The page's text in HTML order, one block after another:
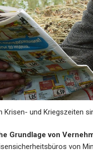
Krisen- und Kriegszeiten
Grundlage von
von